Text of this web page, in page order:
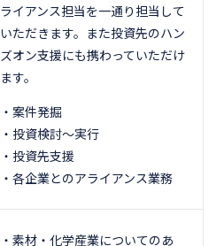
ライアンス担当を一通り担当して
いただきます。また投資先のハン
ズオン支援にも携わっていただけ
ます。
・案件発掘
・投資検討～実行
・投資先支援
・各企業とのアライアンス業務
・素材・化学産業についてのあ